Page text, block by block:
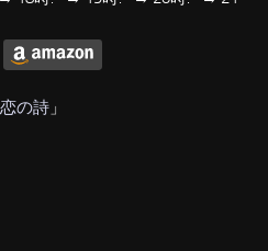
の詩 」